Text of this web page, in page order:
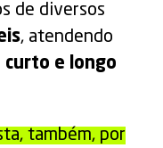
de diversos
, atendendo
curto e longo
também, por